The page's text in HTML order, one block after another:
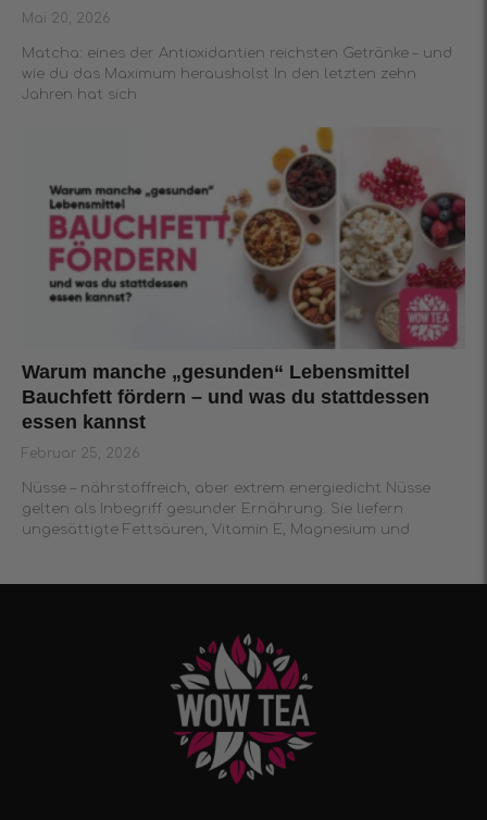
Mai 20, 2026
Matcha: eines der Antioxidantien reichsten Getränke – und
wie du das Maximum herausholst In den letzten zehn
Jahren hat sich
Warum manche „gesunden“ Lebensmittel
Bauchfett fördern – und was du stattdessen
essen kannst
Februar 25, 2026
Nüsse – nährstoffreich, aber extrem energiedicht Nüsse
gelten als Inbegriff gesunder Ernährung. Sie liefern
ungesättigte Fettsäuren, Vitamin E, Magnesium und